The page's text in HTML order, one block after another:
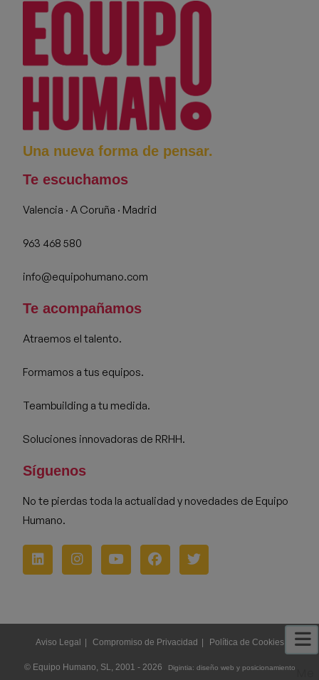
Una nueva forma de pensar.
Te escuchamos
Valencia · A Coruña · Madrid
963 468 580
info@equipohumano.com
Te acompañamos
Atraemos el talento.
Formamos a tus equipos.
Teambuilding a tu medida.
Soluciones innovadoras de RRHH.
Síguenos
No te pierdas toda la actualidad y novedades de Equipo
Humano.
Aviso Legal Compromiso de Privacidad Política de Cookies
© Equipo Humano, SL, 2001 - 2026 Digintia: diseño web y posicionamiento